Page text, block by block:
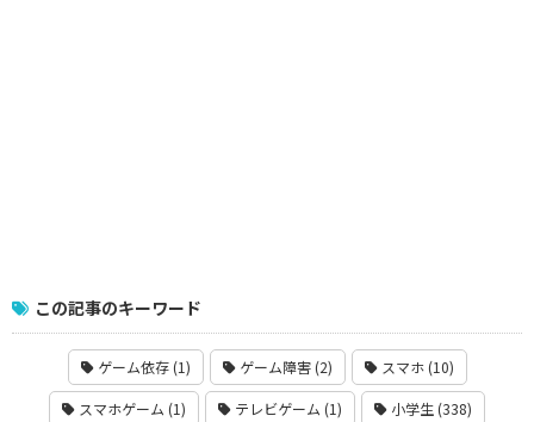
この記事のキーワード
ゲーム依存 (1) ゲーム障害 (2) スマホ (10)
スマホゲーム (1) テレビゲーム (1) 小学生 (338)